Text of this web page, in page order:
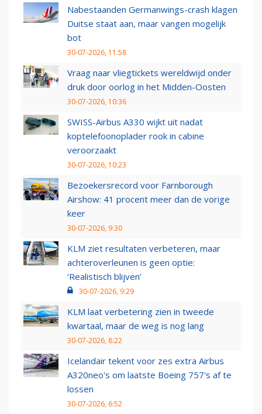
Nabestaanden Germanwings-crash klagen
Duitse staat aan, maar vangen mogelijk
bot
30-07-2026, 11:58
Vraag naar vliegtickets wereldwijd onder
druk door oorlog in het Midden-Oosten
30-07-2026, 10:36
SWISS-Airbus A330 wijkt uit nadat
koptelefoonoplader rook in cabine
veroorzaakt
30-07-2026, 10:23
Bezoekersrecord voor Farnborough
Airshow: 41 procent meer dan de vorige
keer
30-07-2026, 9:30
KLM ziet resultaten verbeteren, maar
achteroverleunen is geen optie:
‘Realistisch blijven’
30-07-2026, 9:29
KLM laat verbetering zien in tweede
kwartaal, maar de weg is nog lang
30-07-2026, 8:22
Icelandair tekent voor zes extra Airbus
A320neo's om laatste Boeing 757's af te
lossen
30-07-2026, 6:52